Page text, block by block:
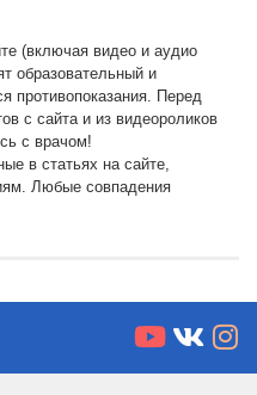
(включая видео и аудио
образовательный и
противопоказания. Перед
с сайта и из видеороликов
с врачом!
в статьях на сайте,
Любые совпадения